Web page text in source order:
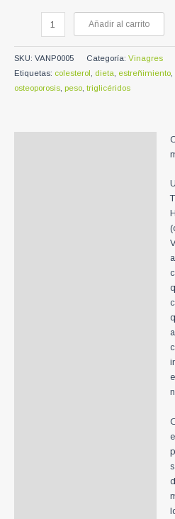
Manzana
1
Litro
+
Añadir al carrito
SKU: VANP0005 Categoría: Vinagres
Etiquetas: colesterol dieta estreñimiento
osteoporosis peso triglicéridos